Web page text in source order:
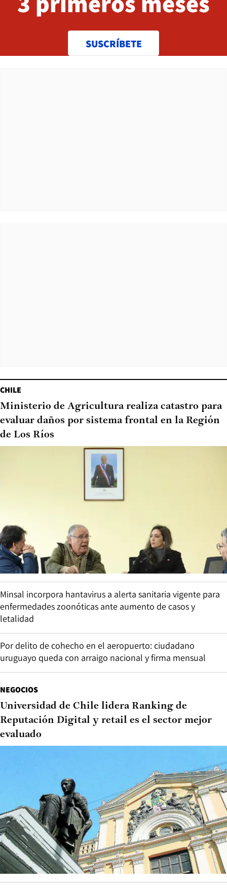
SUSCRÍBETE
CHILE
Ministerio de Agricultura realiza catastro para
evaluar daños por sistema frontal en la Región
de Los Ríos
Minsal incorpora hantavirus a alerta sanitaria vigente para
enfermedades zoonóticas ante aumento de casos y
letalidad
Por delito de cohecho en el aeropuerto: ciudadano
uruguayo queda con arraigo nacional y firma mensual
NEGOCIOS
Universidad de Chile lidera Ranking de
Reputación Digital y retail es el sector mejor
evaluado